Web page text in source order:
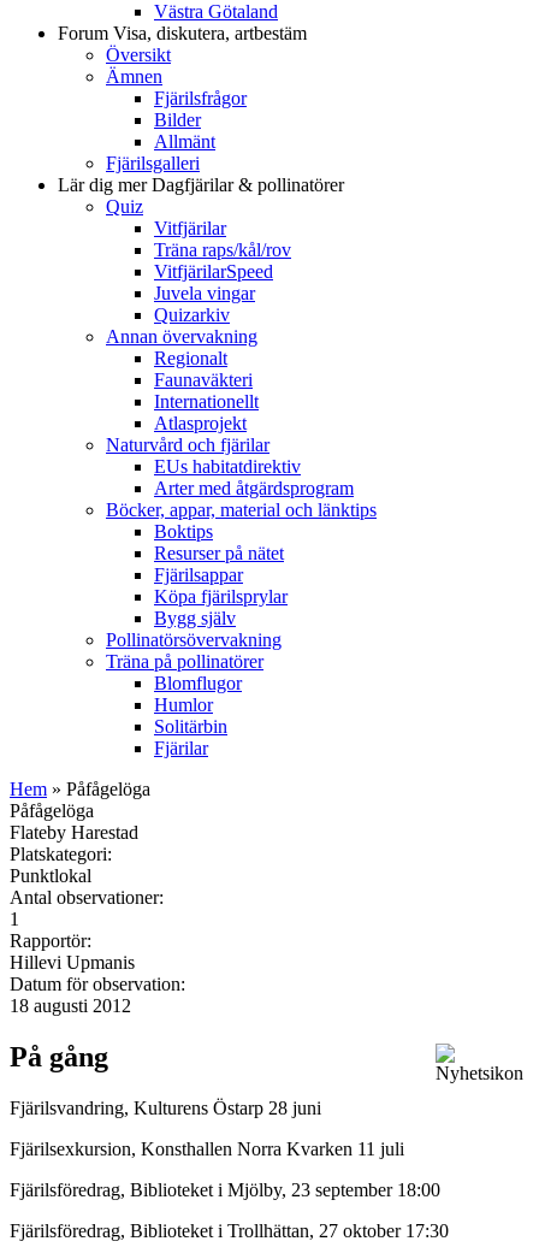
Västra Götaland
Forum Visa, diskutera, artbestäm
Översikt
Ämnen
Fjärilsfrågor
Bilder
Allmänt
Fjärilsgalleri
Lär dig merDagfjärilar & pollinatörer
Quiz
Vitfjärilar
Träna raps/kål/rov
VitfjärilarSpeed
Juvela vingar
Quizarkiv
Annan övervakning
Regionalt
Faunaväkteri
Internationellt
Atlasprojekt
Naturvård och fjärilar
EUs habitatdirektiv
Arter med åtgärdsprogram
Böcker, appar, material och länktips
Boktips
Resurser på nätet
Fjärilsappar
Köpa fjärilsprylar
Bygg själv
Pollinatörsövervakning
Träna på pollinatörer
Blomflugor
Humlor
Solitärbin
Fjärilar
Hem » Påfågelöga
Påfågelöga
Flateby Harestad
Platskategori:
Punktlokal
Antal observationer:
1
Rapportör:
Hillevi Upmanis
Datum för observation:
18 augusti 2012
På gång
Fjärilsvandring, Kulturens Östarp 28 juni
Fjärilsexkursion, Konsthallen Norra Kvarken 11 juli
Fjärilsföredrag, Biblioteket i Mjölby, 23 september 18:00
Fjärilsföredrag, Biblioteket i Trollhättan, 27 oktober 17:30